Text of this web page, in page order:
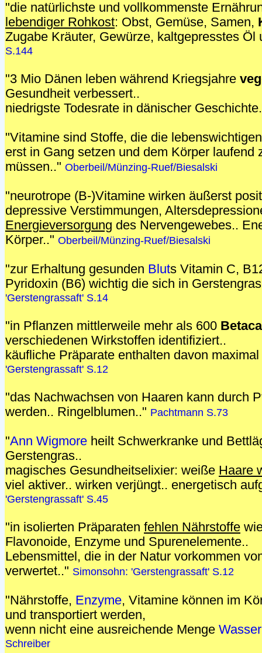
"die natürlichste und vollkommenste
lebendiger Rohkost: Obst, Gemüse, Samen,
Zugabe Kräuter, Gewürze, kaltgepresstes
S.144
"3 Mio Dänen leben während Kriegsjahre
Gesundheit verbessert..
niedrigste Todesrate in dänischer
"Vitamine sind Stoffe, die die
erst in Gang setzen und dem Körper laufend
müssen.." Oberbeil/Münzing-Ruef/Biesalski
"neurotrope (B-)Vitamine wirken äußerst
depressive Verstimmungen,
Energieversorgung des Nervengewebes..
Körper.." Oberbeil/Münzing-Ruef/Biesalski
"zur Erhaltung gesunden Bluts Vitamin C,
Pyridoxin (B6) wichtig die sich in
'Gerstengrassaft' S.14
"in Pflanzen mittlerweile mehr als 600
verschiedenen Wirkstoffen identifiziert..
käufliche Präparate enthalten davon
'Gerstengrassaft' S.12
"das Nachwachsen von Haaren kann durch
werden.. Ringelblumen.." Pachtmann S.73
"Ann Wigmore heilt Schwerkranke und
Gerstengras..
magisches Gesundheitselixier: weiße Haare
viel aktiver.. wirken verjüngt.. energetisch
'Gerstengrassaft' S.45
"in isolierten Präparaten fehlen Nährstoffe
Flavonoide, Enzyme und Spurenelemente..
Lebensmittel, die in der Natur vorkommen
verwertet.." Simonsohn: 'Gerstengrassaft' S.12
"Nährstoffe, Enzyme, Vitamine können im
und transportiert werden,
wenn nicht eine ausreichende Menge Wasser
Schreiber